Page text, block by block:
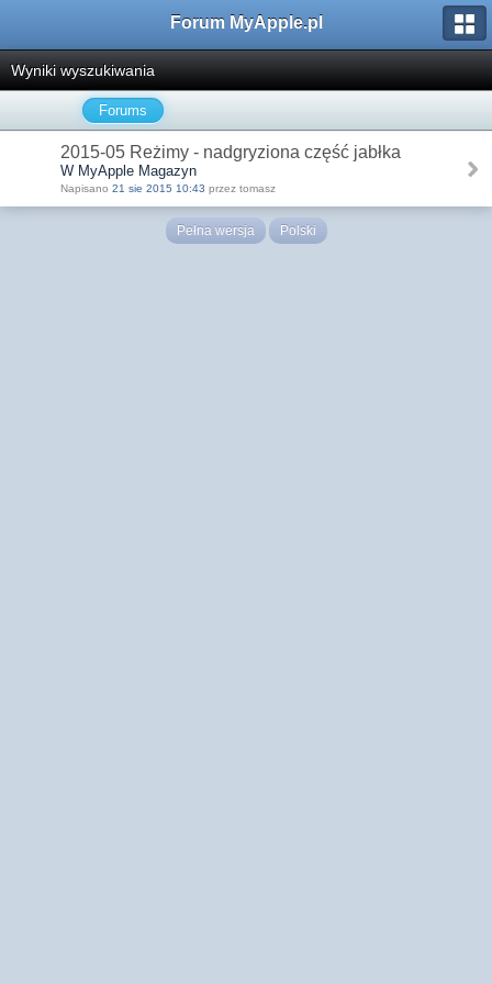
Forum MyApple.pl
Wyniki wyszukiwania
Forums
2015-05 Reżimy - nadgryziona część jabłka
W MyApple Magazyn
Napisano 21 sie 2015 10:43 przez tomasz
Pełna wersja Polski